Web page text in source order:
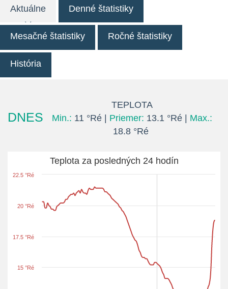
Aktuálne Denné štatistiky
Mesačné štatistiky Ročné štatistiky
História
DNES
TEPLOTA
Min.: 11 °Ré | Priemer: 13.1 °Ré | Max.:
18.8 °Ré
Teplota za posledných 24 hodín
15 °Ré
17.5 °Ré
20 °Ré
22.5 °Ré